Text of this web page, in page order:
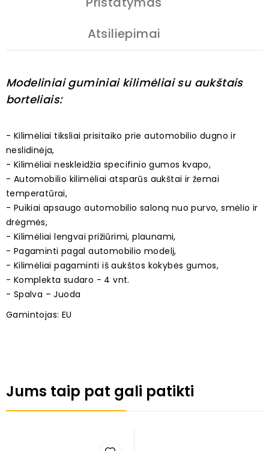
Atsiliepimai
Modeliniai guminiai kilimėliai su aukštais
borteliais:
- Kilimėliai tiksliai prisitaiko prie automobilio dugno ir
neslidinėja,
- Kilimėliai neskleidžia specifinio gumos kvapo,
- Automobilio kilimėliai atsparūs aukštai ir žemai
temperatūrai,
- Puikiai apsaugo automobilio saloną nuo purvo, smėlio ir
drėgmės,
- Kilimėliai lengvai prižiūrimi, plaunami,
- Pagaminti pagal automobilio modelį,
- Kilimėliai pagaminti iš aukštos kokybės gumos,
- Komplekta sudaro - 4 vnt.
- Spalva – Juoda
Gamintojas: EU
Jums taip pat gali patikti